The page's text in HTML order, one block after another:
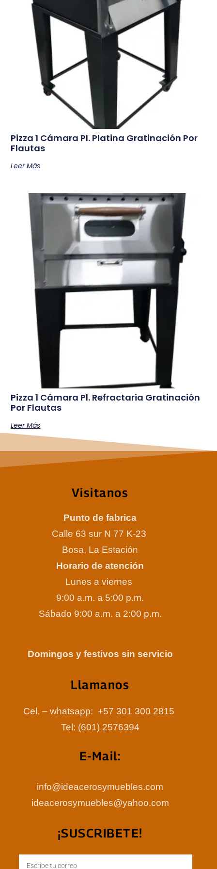
Pizza 1 Cámara Pl. Platina Gratinación Por
Flautas
Leer Más
Pizza 1 Cámara Pl. Refractaria Gratinación
Por Flautas
Leer Más
Visitanos
Punto de fabrica
Calle 63 sur N 77 K-23
Bosa, La Estación
Horario de atención
Lunes a viernes
9:00 a.m. a 5:00 p.m.
Sábado 9:00 a.m. a 2:00 p.m.
Domingos y festivos sin servicio
Llamanos
Cel. – whatsapp: +57 301 300 2815
Tel: (601) 2576394
E-Mail:
info@ideacerosymuebles.com
ideacerosymuebles@yahoo.com
¡SUSCRIBETE!
Email